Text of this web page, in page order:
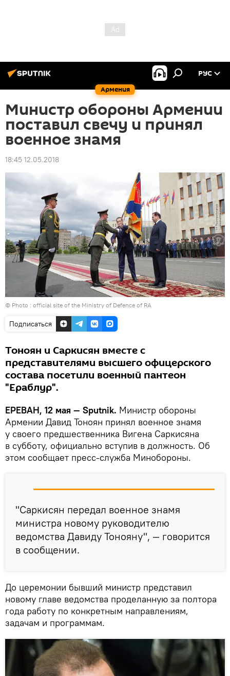
Армения
РУС
Министр обороны Армении
поставил свечу и принял
военное знамя
18:45 12.05.2018
© Photo : official site of the Ministry of Defence of RA
Подписаться
Тоноян и Саркисян вместе с
представителями высшего офицерского
состава посетили военный пантеон
"Ераблур".
ЕРЕВАН, 12 мая — Sputnik. Министр обороны
Армении Давид Тоноян принял военное знамя
у своего предшественника Вигена Саркисяна
в субботу, официально вступив в должность. Об
этом сообщает пресс-служба Минобороны.
"Саркисян передал военное знамя
министра новому руководителю
ведомства Давиду Тонояну", — говорится
в сообщении.
До церемонии бывший министр представил
новому главе ведомства проделанную за полтора
года работу по конкретным направлениям,
задачам и программам.